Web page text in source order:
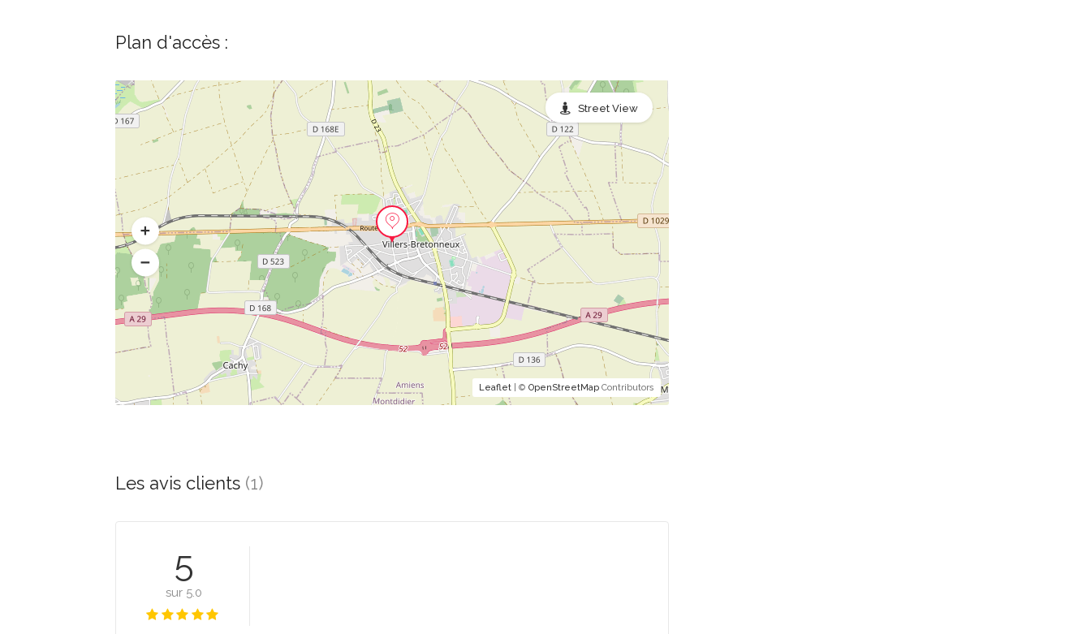
Plan d'accès :
Leaflet| © OpenStreetMapContributors
Street View
Les avis clients (1)
5
sur 5.0